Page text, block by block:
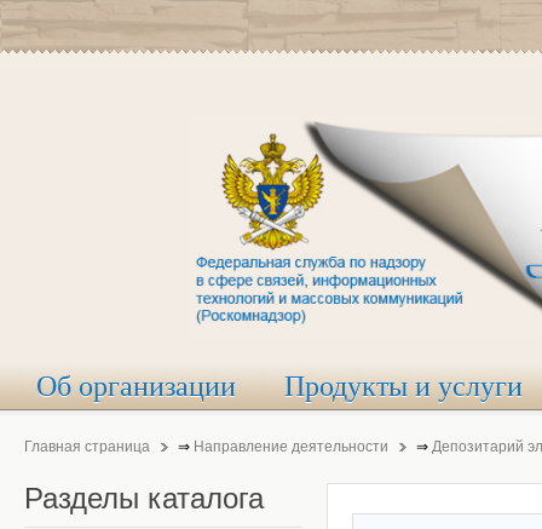
Об организации Продукты и услуги
Главная страница ⇒ Направление деятельности ⇒ Депозитарий
Разделы каталога